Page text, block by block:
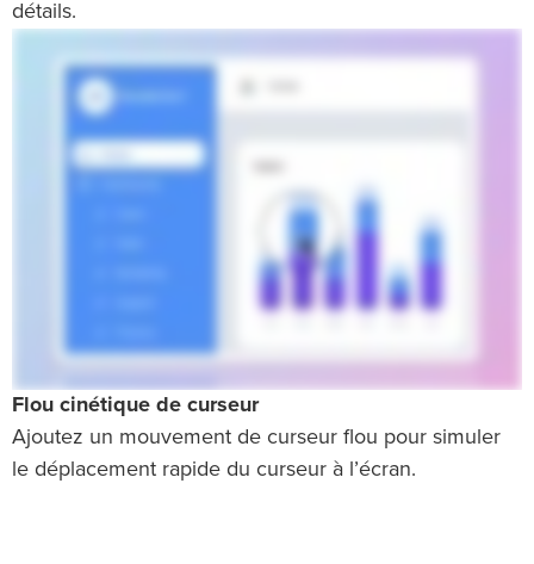
détails.
Flou cinétique de curseur
Ajoutez un mouvement de curseur flou pour simuler
le déplacement rapide du curseur à l’écran.